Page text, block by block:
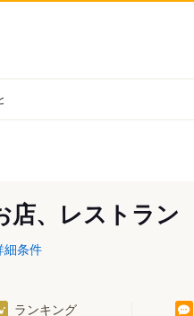
店、レストラン
細条件
ランキング